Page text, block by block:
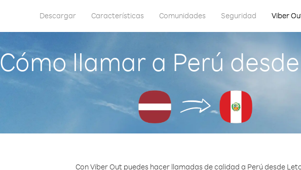
Descargar Características Comunidades Seguridad Viber
Cómo llamar a Perú
Con Viber Out puedes hacer llamadas de calidad a Perú desde